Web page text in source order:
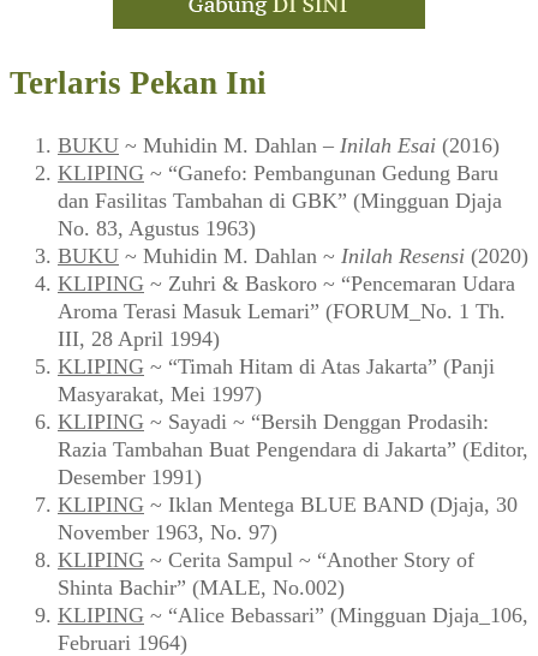
Terlaris Pekan Ini
BUKU ~ Muhidin M. Dahlan – Inilah Esai (2016)
KLIPING ~ “Ganefo: Pembangunan Gedung Baru
dan Fasilitas Tambahan di GBK” (Mingguan Djaja
No. 83, Agustus 1963)
BUKU ~ Muhidin M. Dahlan ~ Inilah Resensi (2020)
KLIPING ~ Zuhri & Baskoro ~ “Pencemaran Udara
Aroma Terasi Masuk Lemari” (FORUM_No. 1 Th.
III, 28 April 1994)
KLIPING ~ “Timah Hitam di Atas Jakarta” (Panji
Masyarakat, Mei 1997)
KLIPING ~ Sayadi ~ “Bersih Denggan Prodasih:
Razia Tambahan Buat Pengendara di Jakarta” (Editor,
Desember 1991)
KLIPING ~ Iklan Mentega BLUE BAND (Djaja, 30
November 1963, No. 97)
KLIPING ~ Cerita Sampul ~ “Another Story of
Shinta Bachir” (MALE, No.002)
KLIPING ~ “Alice Bebassari” (Mingguan Djaja_106,
Februari 1964)